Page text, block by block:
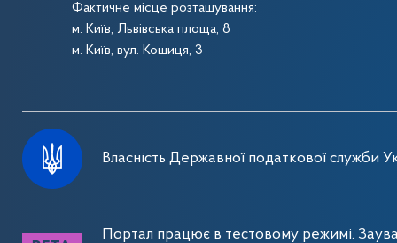
Фактичне місце розташування:
м. Київ, Львівська площа, 8
м. Київ, вул. Кошиця, 3
Власність Державної податкової служби
Портал працює в тестовому режимі.